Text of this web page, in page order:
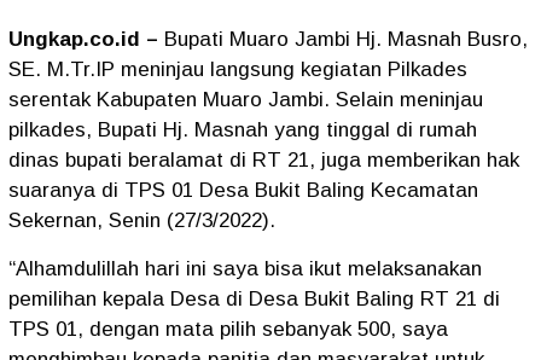
Ungkap.co.id – Bupati Muaro Jambi Hj. Masnah Busro,
SE. M.Tr.IP meninjau langsung kegiatan Pilkades
serentak Kabupaten Muaro Jambi. Selain meninjau
pilkades, Bupati Hj. Masnah yang tinggal di rumah
dinas bupati beralamat di RT 21, juga memberikan hak
suaranya di TPS 01 Desa Bukit Baling Kecamatan
Sekernan, Senin (27/3/2022).
“Alhamdulillah hari ini saya bisa ikut melaksanakan
pemilihan kepala Desa di Desa Bukit Baling RT 21 di
TPS 01, dengan mata pilih sebanyak 500, saya